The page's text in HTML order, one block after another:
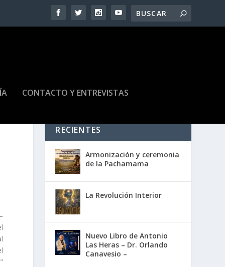
CONTACTO Y ENTREVISTAS
RECIENTES
Armonización y ceremonia
de la Pachamama
La Revolución Interior
Nuevo Libro de Antonio
Las Heras – Dr. Orlando
Canavesio –